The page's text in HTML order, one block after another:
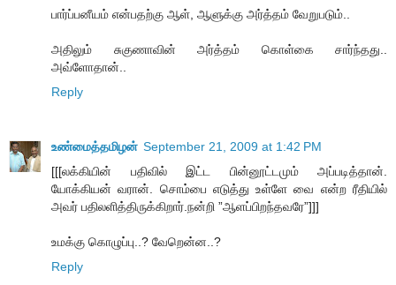
பார்ப்பனீயம் என்பதற்கு ஆள், ஆளுக்கு அர்த்தம் வேறுபடும்..
அதிலும் சுகுணாவின் அர்த்தம் கொள்கை சார்ந்தது..
அவ்ளோதான்..
Reply
உண்மைத்தமிழன் September 21, 2009 at 1:42 PM
[[[லக்கியின் பதிவில் இட்ட பின்னூட்டமும் அப்படித்தான்.
யோக்கியன் வரான். சொம்பை எடுத்து உள்ளே வை என்ற ரீதியில்
அவர் பதிலளித்திருக்கிறார்.நன்றி ”ஆளப்பிறந்தவரே”]]]
உமக்கு கொழுப்பு..? வேறென்ன..?
Reply